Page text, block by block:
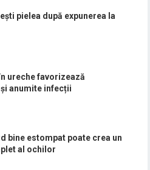
pielea după expunerea la
ureche favorizează
anumite infecții
bine estompat poate crea un
al ochilor